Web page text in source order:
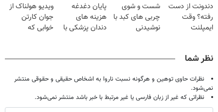
میلیون !
مشاوره رایگان
بگیر!
دندونت از دست
رفته؟ وقت
ایمپلنت
شست و شوی
چربی های کبد با
نوشیدنی
پایان دغدغه
هزینه های
دندان پزشکی با
ویدیو هولناک از
جوان کارتن
خوابی که
نظر شما
نظرات حاوی توهین و هرگونه نسبت ناروا به اشخاص حقیقی و حقوقی منتشر
نمی‌شود.
نظراتی که غیر از زبان فارسی یا غیر مرتبط با خبر باشد منتشر نمی‌شود.